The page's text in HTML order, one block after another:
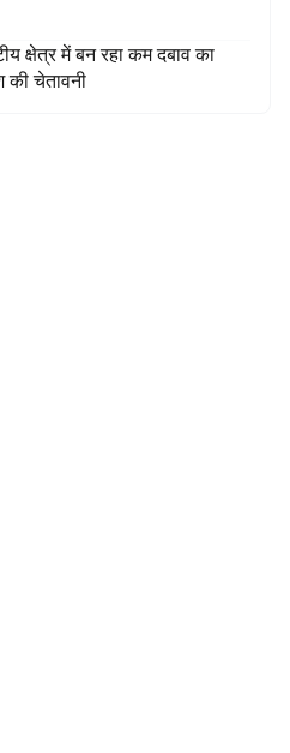
क्षेत्र में बन रहा कम दबाव का
की चेतावनी